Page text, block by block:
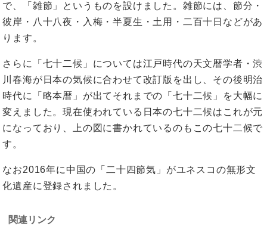
で、「雑節」というものを設けました。雑節には、節分・
彼岸・八十八夜・入梅・半夏生・土用・二百十日などがあ
ります。
さらに「七十二候」については江戸時代の天文暦学者・渋
川春海が日本の気候に合わせて改訂版を出し、その後明治
時代に「略本暦」が出てそれまでの「七十二候」を大幅に
変えました。現在使われている日本の七十二候はこれが元
になっており、上の図に書かれているのもこの七十二候で
す。
なお2016年に中国の「二十四節気」がユネスコの無形文
化遺産に登録されました。